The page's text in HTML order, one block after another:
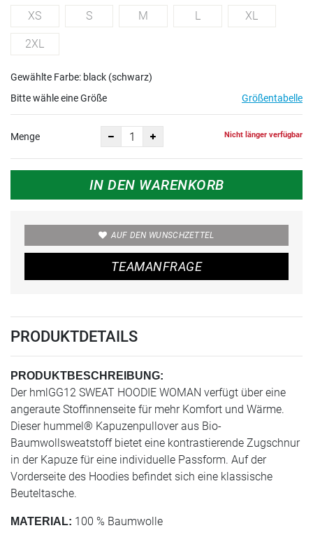
XS S M L XL
2XL
Gewählte Farbe: black (schwarz)
Bitte wähle eine Größe
Größentabelle
Menge Nicht länger verfügbar
IN DEN WARENKORB
AUF DEN WUNSCHZETTEL
TEAMANFRAGE
PRODUKTDETAILS
PRODUKTBESCHREIBUNG:
Der hmlGG12 SWEAT HOODIE WOMAN verfügt über eine
angeraute Stoffinnenseite für mehr Komfort und Wärme.
Dieser hummel® Kapuzenpullover aus Bio-
Baumwollsweatstoff bietet eine kontrastierende Zugschnur
in der Kapuze für eine individuelle Passform. Auf der
Vorderseite des Hoodies befindet sich eine klassische
Beuteltasche.
MATERIAL: 100 % Baumwolle